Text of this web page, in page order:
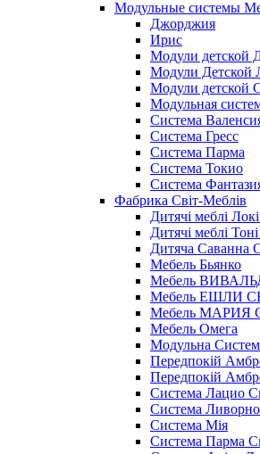
Модульные системы
Джорджия
Ирис
Модули детской
Модули Детской
Модули детской
Модульная
Система
Система Гресс
Система Парма
Система Токио
Система
Фабрика Світ-Меблів
Дитячі меблі
Дитячі меблі
Дитяча Саванна
Мебель Бьянко
Мебель
Мебель ЕШЛИ
Мебель МАРИЯ
Мебель Омега
Модульна
Передпокій
Передпокій
Система Лацио
Система
Система Мія
Система Парма